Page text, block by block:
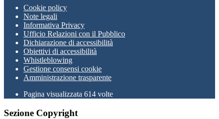
Cookie policy
Note legali
Informativa Privacy
Ufficio Relazioni con il Pubblico
Dichiarazione di accessibilità
Obiettivi di accessibilità
Whistleblowing
Gestione consensi cookie
Amministrazione trasparente
Pagina visualizzata 614 volte
Sezione Copyright